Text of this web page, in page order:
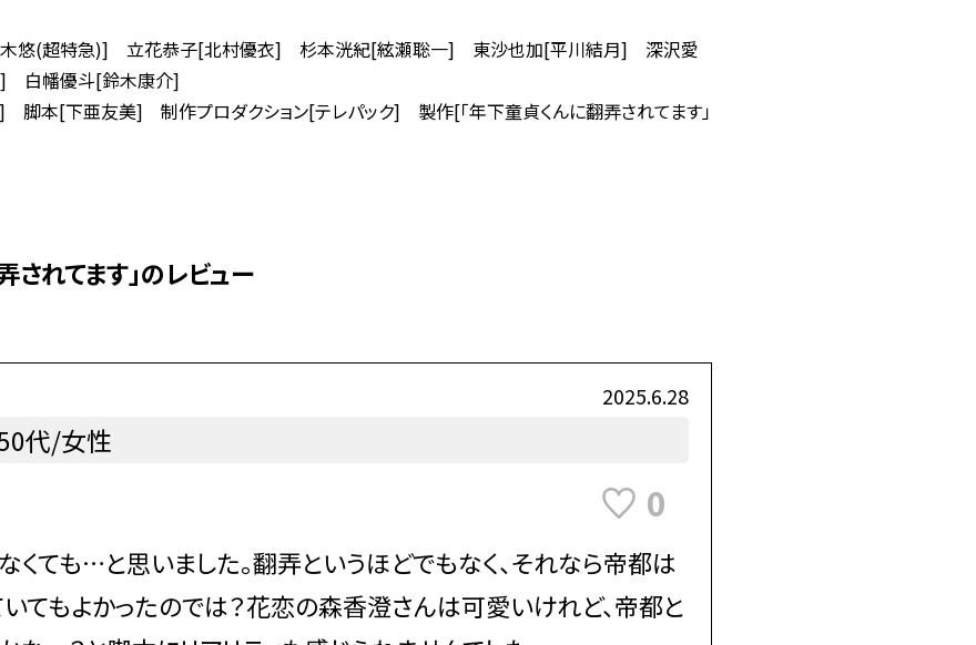
悠(超特急)] 立花恭子[北村優衣] 杉本洸紀[絃瀬聡一] 東沙也加[平川結月] 深沢愛
白幡優斗[鈴木康介]
本[下亜友美] 制作プロダクション[テレパック] 製作[「年下童貞くんに翻弄されてます」
されてます」のレビュー
2025.6.28
代/女性
0
くても…と思いました。翻弄というほどでもなく、それなら帝都は
てもよかったのでは？花恋の森香澄さんは可愛いけれど、帝都と